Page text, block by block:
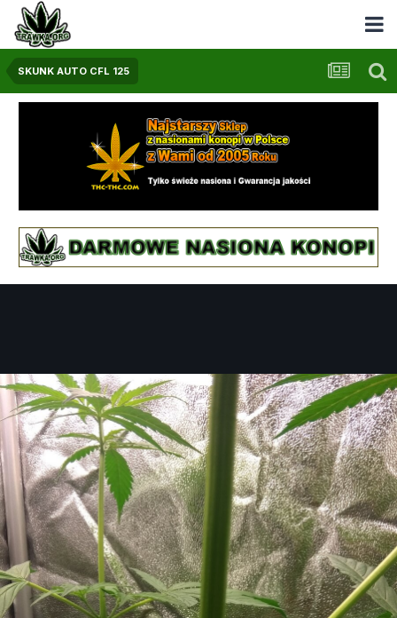
SKUNK AUTO CFL 125